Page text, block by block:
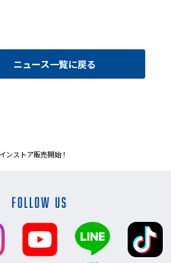
ニュース一覧に戻る
ンストア販売開始！
FOLLOW US